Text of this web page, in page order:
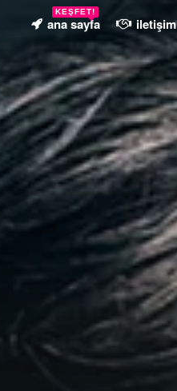
ana sayfa
KEŞFET!
iletişim